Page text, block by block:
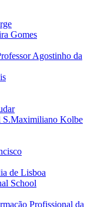
Gomes
Agostinho da
S.Maximiliano Kolbe
de Lisboa
School
Profissional da